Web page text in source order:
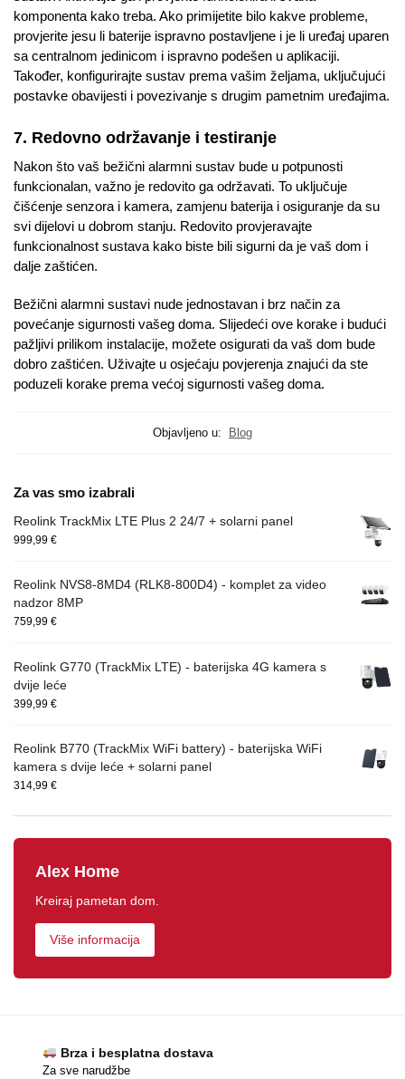
komponenta kako treba. Ako primijetite bilo kakve probleme,
provjerite jesu li baterije ispravno postavljene i je li uređaj uparen
sa centralnom jedinicom i ispravno podešen u aplikaciji.
Također, konfigurirajte sustav prema vašim željama, uključujući
postavke obavijesti i povezivanje s drugim pametnim uređajima.
7. Redovno održavanje i testiranje
Nakon što vaš bežični alarmni sustav bude u potpunosti
funkcionalan, važno je redovito ga održavati. To uključuje
čišćenje senzora i kamera, zamjenu baterija i osiguranje da su
svi dijelovi u dobrom stanju. Redovito provjeravajte
funkcionalnost sustava kako biste bili sigurni da je vaš dom i
dalje zaštićen.
Bežični alarmni sustavi nude jednostavan i brz način za
povećanje sigurnosti vašeg doma. Slijedeći ove korake i budući
pažljivi prilikom instalacije, možete osigurati da vaš dom bude
dobro zaštićen. Uživajte u osjećaju povjerenja znajući da ste
poduzeli korake prema većoj sigurnosti vašeg doma.
Objavljeno u: Blog
Za vas smo izabrali
Reolink TrackMix LTE Plus 2 24/7 + solarni panel
999,99 €
Reolink NVS8-8MD4 (RLK8-800D4) - komplet za video
nadzor 8MP
759,99 €
Reolink G770 (TrackMix LTE) - baterijska 4G kamera s
dvije leće
399,99 €
Reolink B770 (TrackMix WiFi battery) - baterijska WiFi
kamera s dvije leće + solarni panel
314,99 €
Alex Home
Kreiraj pametan dom.
Više informacija
Brza i besplatna dostava
Za sve narudžbe